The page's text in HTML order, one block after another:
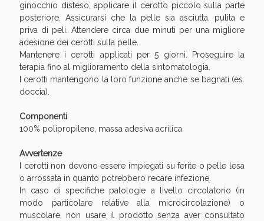
ginocchio disteso, applicare il cerotto piccolo sulla parte
posteriore. Assicurarsi che la pelle sia asciutta, pulita e
priva di peli. Attendere circa due minuti per una migliore
adesione dei cerotti sulla pelle.
Mantenere i cerotti applicati per 5 giorni. Proseguire la
terapia fino al miglioramento della sintomatologia.
I cerotti mantengono la loro funzione anche se bagnati (es.
doccia).
Componenti
100% polipropilene, massa adesiva acrilica.
Avvertenze
I cerotti non devono essere impiegati su ferite o pelle lesa
o arrossata in quanto potrebbero recare infezione.
In caso di specifiche patologie a livello circolatorio (in
modo particolare relative alla microcircolazione) o
muscolare, non usare il prodotto senza aver consultato
Sconto fino al 55% disponibile oggi!